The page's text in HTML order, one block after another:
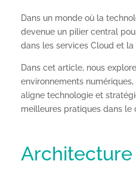
Dans un monde où la
devenue un pilier central
dans les services Cloud et la
Dans cet article, nous
environnements
aligne technologie et
meilleures pratiques dans le
Architecture